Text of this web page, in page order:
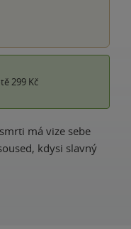
299 Kč
má vize sebe
kdysi slavný